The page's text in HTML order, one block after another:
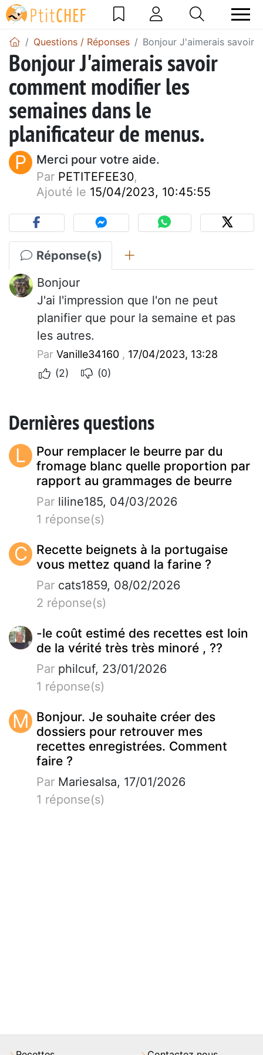
Questions / Réponses Bonjour J'aimerais savoir
Bonjour J'aimerais savoir
comment modifier les
semaines dans le
planificateur de menus.
P
Merci pour votre aide.
Par PETITEFEE30,
Ajouté le 15/04/2023, 10:45:55
Réponse(s)
Bonjour
J'ai l'impression que l'on ne peut
planifier que pour la semaine et pas
les autres.
Par Vanille34160 , 17/04/2023, 13:28
(2)
(0)
Dernières questions
L
Pour remplacer le beurre par du
fromage blanc quelle proportion par
rapport au grammages de beurre
Par liline185, 04/03/2026
1 réponse(s)
C
Recette beignets à la portugaise
vous mettez quand la farine ?
Par cats1859, 08/02/2026
2 réponse(s)
-le coût estimé des recettes est loin
de la vérité très très minoré , ??
Par philcuf, 23/01/2026
1 réponse(s)
M Bonjour. Je souhaite créer des
dossiers pour retrouver mes
recettes enregistrées. Comment
faire ?
Par Mariesalsa, 17/01/2026
1 réponse(s)